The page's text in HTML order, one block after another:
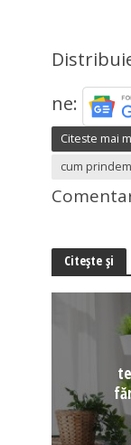
ne:
Citeste mai
cum
Citește și